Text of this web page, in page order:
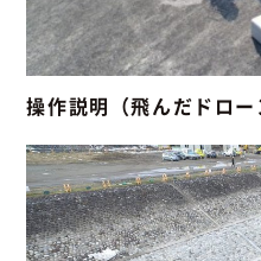
操作説明（飛んだドロ